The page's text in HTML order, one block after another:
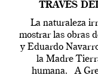
TRAVÉS
La naturaleza
mostrar las obras
y Eduardo
la Madre
humana. A